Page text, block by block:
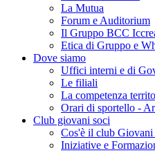
La Mutua
Forum e Auditorium
Il Gruppo BCC
Etica di Gruppo e
Dove siamo
Uffici interni e di
Le filiali
La competenza
Orari di sportello -
Club giovani soci
Cos'è il club Giovani
Iniziative e